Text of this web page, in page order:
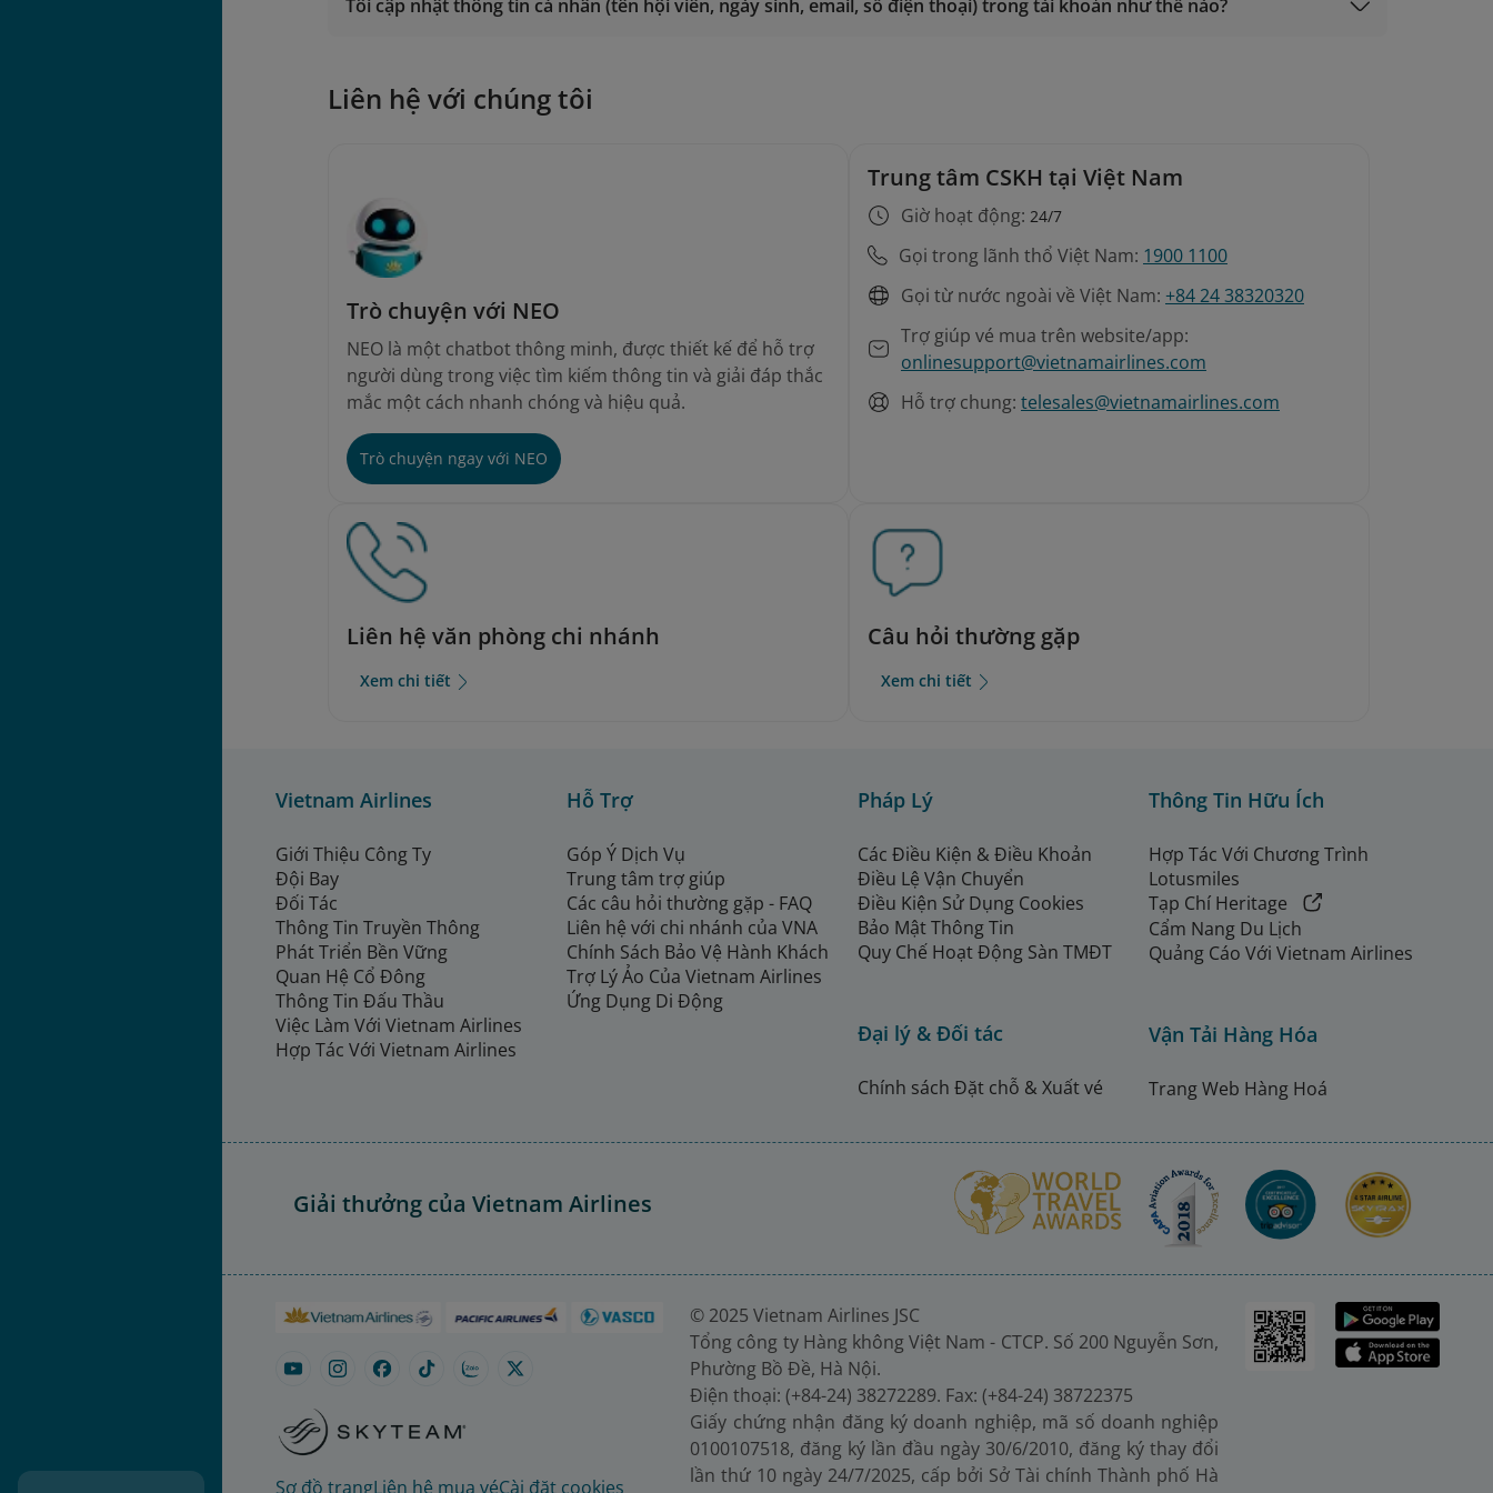
Đăng nhập
Tôi cập nhật thông tin cá nhân (tên hội viên, ngày sinh, email, số điện thoại) trong tài khoản như thế nào?
Liên hệ với chúng tôi
Trò chuyện với NEO
NEO là một chatbot thông minh, được thiết kế để hỗ trợ
người dùng trong việc tìm kiếm thông tin và giải đáp thắc
mắc một cách nhanh chóng và hiệu quả.
Trò chuyện ngay với NEO
Trung tâm CSKH tại Việt Nam
Giờ hoạt động: 24/7
Gọi trong lãnh thổ Việt Nam: 1900 1100
Gọi từ nước ngoài về Việt Nam: +84 24 38320320
Trợ giúp vé mua trên website/app:
onlinesupport@vietnamairlines.com
Hỗ trợ chung: telesales@vietnamairlines.com
Liên hệ văn phòng chi nhánh
Xem chi tiết
Câu hỏi thường gặp
Xem chi tiết
Vietnam Airlines
Giới Thiệu Công Ty
Đội Bay
Đối Tác
Thông Tin Truyền Thông
Phát Triển Bền Vững
Quan Hệ Cổ Đông
Thông Tin Đấu Thầu
Việc Làm Với Vietnam Airlines
Hợp Tác Với Vietnam Airlines
Hỗ Trợ
Góp Ý Dịch Vụ
Trung tâm trợ giúp
Các câu hỏi thường gặp - FAQ
Liên hệ với chi nhánh của VNA
Chính Sách Bảo Vệ Hành Khách
Trợ Lý Ảo Của Vietnam Airlines
Ứng Dụng Di Động
Pháp Lý
Các Điều Kiện & Điều Khoản
Điều Lệ Vận Chuyển
Điều Kiện Sử Dụng Cookies
Bảo Mật Thông Tin
Quy Chế Hoạt Động Sàn TMĐT
Đại lý & Đối tác
Chính sách Đặt chỗ & Xuất vé
Thông Tin Hữu Ích
Hợp Tác Với Chương Trình
Lotusmiles
Tạp Chí Heritage
Cẩm Nang Du Lịch
Quảng Cáo Với Vietnam Airlines
Vận Tải Hàng Hóa
Trang Web Hàng Hoá
Giải thưởng của Vietnam Airlines
Sơ đồ trangLiên hệ mua véCài đặt cookies
© 2025 Vietnam Airlines JSC
Tổng công ty Hàng không Việt Nam - CTCP. Số 200 Nguyễn Sơn,
Phường Bồ Đề, Hà Nội.
Điện thoại: (+84-24) 38272289. Fax: (+84-24) 38722375
Giấy chứng nhận đăng ký doanh nghiệp, mã số doanh nghiệp
0100107518, đăng ký lần đầu ngày 30/6/2010, đăng ký thay đổi
lần thứ 10 ngày 24/7/2025, cấp bởi Sở Tài chính Thành phố Hà